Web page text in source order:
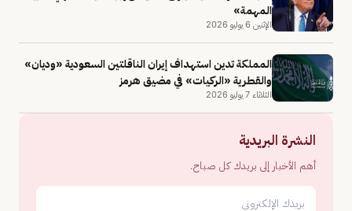
المهمة»
الإثنين 6 يوليو 2026
المملكة تدين استهداف إيران الناقلتين السعودية «وديان»
والقطرية «الركيات» في مضيق هرمز
الثلاثاء 7 يوليو 2026
النشرة البريدية
أهم الأخبار إلى بريدك كل صباح.